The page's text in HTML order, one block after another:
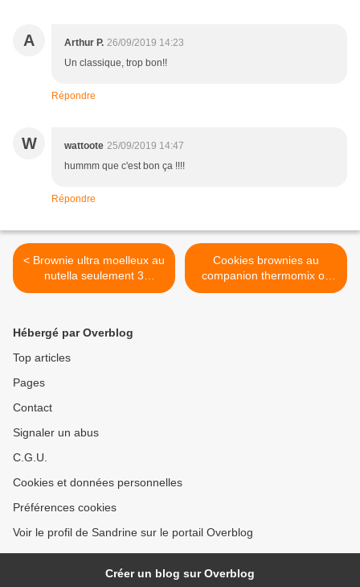
A Arthur P. 26/09/2019 14:23
Un classique, trop bon!!
Répondre
W wattoote 25/09/2019 14:47
hummm que c'est bon ça !!!!
Répondre
< Brownie ultra moelleux au
nutella seulement 3
ingrédients au companion
Cookies brownies au
companion thermomix ou
sans robot >
Hébergé par Overblog
Top articles
Pages
Contact
Signaler un abus
C.G.U.
Cookies et données personnelles
Préférences cookies
Voir le profil de Sandrine sur le portail Overblog
Créer un blog sur Overblog